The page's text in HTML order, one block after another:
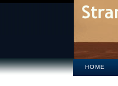
HOME